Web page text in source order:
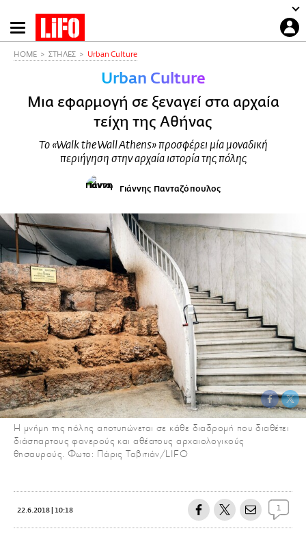
Παράκαμψη
προς
HOME ΣΤΗΛΕΣ Urban Culture
Urban Culture
Μια εφαρμογή σε ξεναγεί στα αρχαία
τείχη της Αθήνας
Το «Walk the Wall Athens» προσφέρει μία μοναδική
περιήγηση στην αρχαία ιστορία της πόλης
Γιάννης Πανταζόπουλος
Η μνήμη της πόλης αποτυπώνεται σε κάθε διαδρομή που διαθέτει
διάσπαρτους φανερούς και αθέατους αρχαιολογικούς
θησαυρούς. Φωτο: Πάρις Ταβιτιάν/LIFO
22.6.2018 | 10:18 1